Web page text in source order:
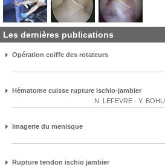
Les dernières publications
Opération coiffe des rotateurs
Hématome cuisse rupture ischio-jambier
N. LEFEVRE - Y. BOHU
Imagerie du menisque
Rupture tendon ischio jambier